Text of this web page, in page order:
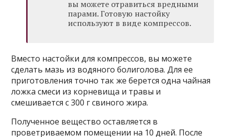
вы можете отравиться вредными
парами. Готовую настойку
используют в виде компрессов.
Вместо настойки для компрессов, вы можете
сделать мазь из водяного болиголова. Для ее
приготовления точно так же берется одна чайная
ложка смеси из корневища и травы и
смешивается с 300 г свиного жира.
Полученное вещество оставляется в
проветриваемом помещении на 10 дней. После